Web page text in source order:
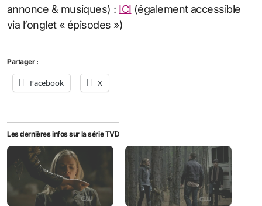
annonce & musiques) : ICI (également accessible
via l’onglet « épisodes »)
Partager :
Facebook X
Les dernières infos sur la série TVD